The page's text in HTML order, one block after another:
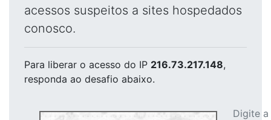
acessos suspeitos a sites hospedados
conosco.
Para liberar o acesso do IP 216.73.217.148,
responda ao desafio abaixo.
Digite